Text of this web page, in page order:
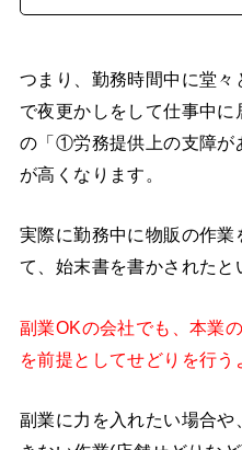
つまり、勤務時間中に堂
で夜更かしをして仕事中
の「①労務提供上の支障が
が高くなります。
実際に勤務中に物販の作業
て、始末書を書かされたと
副業OKの会社でも、本業
を前提としてせどりを行う
副業に力を入れたい場合